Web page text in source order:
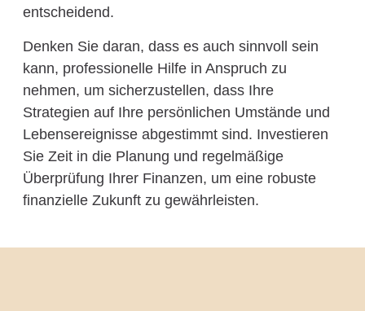
entscheidend.
Denken Sie daran, dass es auch sinnvoll sein
kann, professionelle Hilfe in Anspruch zu
nehmen, um sicherzustellen, dass Ihre
Strategien auf Ihre persönlichen Umstände und
Lebensereignisse abgestimmt sind. Investieren
Sie Zeit in die Planung und regelmäßige
Überprüfung Ihrer Finanzen, um eine robuste
finanzielle Zukunft zu gewährleisten.